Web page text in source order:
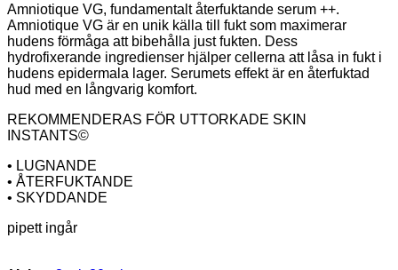
Amniotique VG, fundamentalt återfuktande serum ++.
Amniotique VG är en unik källa till fukt som maximerar
hudens förmåga att bibehålla just fukten. Dess
hydrofixerande ingredienser hjälper cellerna att låsa in fukt i
hudens epidermala lager. Serumets effekt är en återfuktad
hud med en långvarig komfort.
REKOMMENDERAS FÖR UTTORKADE SKIN
INSTANTS©
• LUGNANDE
• ÅTERFUKTANDE
• SKYDDANDE
pipett ingår